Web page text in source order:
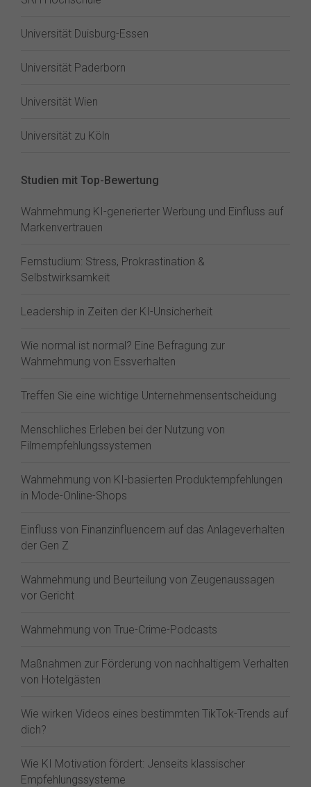
Universität Duisburg-Essen
Universität Paderborn
Universität Wien
Universität zu Köln
Studien mit Top-Bewertung
Wahrnehmung KI-generierter Werbung und Einfluss auf
Markenvertrauen
Fernstudium: Stress, Prokrastination &
Selbstwirksamkeit
Leadership in Zeiten der KI-Unsicherheit
Wie normal ist normal? Eine Befragung zur
Wahrnehmung von Essverhalten
Treffen Sie eine wichtige Unternehmensentscheidung
Menschliches Erleben bei der Nutzung von
Filmempfehlungssystemen
Wahrnehmung von KI-basierten Produktempfehlungen
in Mode-Online-Shops
Einfluss von Finanzinfluencern auf das Anlageverhalten
der Gen Z⁠
Wahrnehmung und Beurteilung von Zeugenaussagen
vor Gericht
Wahrnehmung von True-Crime-Podcasts
Maßnahmen zur Förderung von nachhaltigem Verhalten
von Hotelgästen
Wie wirken Videos eines bestimmten TikTok-Trends auf
dich?
Wie KI Motivation fördert: Jenseits klassischer
Empfehlungssysteme